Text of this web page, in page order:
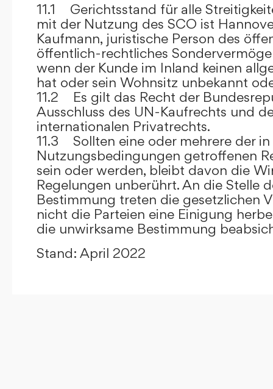
11.1 Gerichtsstand für alle
mit der Nutzung des SCO ist
Kaufmann, juristische Person des
öffentlich-rechtliches
wenn der Kunde im Inland keinen
hat oder sein Wohnsitz unbekannt
11.2 Es gilt das Recht der
Ausschluss des UN-Kaufrechts und
internationalen Privatrechts.
11.3 Sollten eine oder mehrere der in
Nutzungsbedingungen getroffenen
sein oder werden, bleibt davon die
Regelungen unberührt. An die Stelle
Bestimmung treten die gesetzlichen
nicht die Parteien eine Einigung
die unwirksame Bestimmung
Stand: April 2022